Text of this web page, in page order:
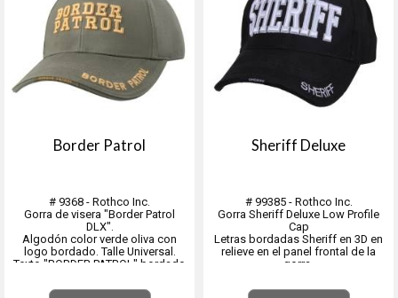
Border Patrol
# 9368 - Rothco Inc.
Gorra de visera "Border Patrol
DLX".
Algodón color verde oliva con
logo bordado. Talle Universal.
Texto "BORDER PATROL" bordado
frontales,
Sheriff Deluxe
# 99385 - Rothco Inc.
Gorra Sheriff Deluxe Low Profile
Cap
Letras bordadas Sheriff en 3D en
relieve en el panel frontal de la
gorra.
inscripción "Sheriff" bordada en la